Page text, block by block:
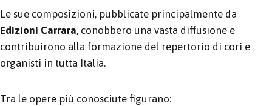
Le sue composizioni, pubblicate principalmente da
Edizioni Carrara, conobbero una vasta diffusione e
contribuirono alla formazione del repertorio di cori e
organisti in tutta Italia.
Tra le opere più conosciute figurano: